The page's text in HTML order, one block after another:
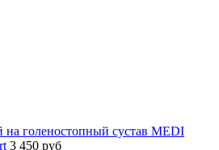
голеностопный сустав MEDI
3 450 руб